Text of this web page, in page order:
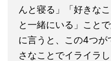
んと寝る」「好きな
と一緒にいる」こと
に言うと、この4つが
さなことでイライラ